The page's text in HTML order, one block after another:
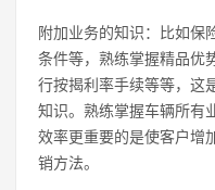
附加业务的知识：比如保
条件等，熟练掌握精品优
行按揭利率手续等等，这
知识。熟练掌握车辆所有
效率更重要的是使客户增
销方法。